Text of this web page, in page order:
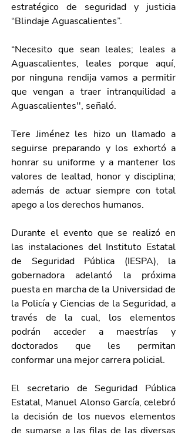
estratégico de seguridad y justicia
“Blindaje Aguascalientes”.
“Necesito que sean leales; leales a
Aguascalientes, leales porque aquí,
por ninguna rendija vamos a permitir
que vengan a traer intranquilidad a
Aguascalientes'', señaló.
Tere Jiménez les hizo un llamado a
seguirse preparando y los exhortó a
honrar su uniforme y a mantener los
valores de lealtad, honor y disciplina;
además de actuar siempre con total
apego a los derechos humanos.
Durante el evento que se realizó en
las instalaciones del Instituto Estatal
de Seguridad Pública (IESPA), la
gobernadora adelantó la próxima
puesta en marcha de la Universidad de
la Policía y Ciencias de la Seguridad, a
través de la cual, los elementos
podrán acceder a maestrías y
doctorados que les permitan
conformar una mejor carrera policial.
El secretario de Seguridad Pública
Estatal, Manuel Alonso García, celebró
la decisión de los nuevos elementos